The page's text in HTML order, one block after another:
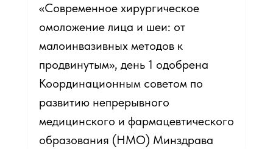
«Современное хирургическое
омоложение лица и шеи: от
малоинвазивных методов к
продвинутым», день 1 одобрена
Координационным советом по
развитию непрерывного
медицинского и фармацевтического
образования (НМО) Минздрава